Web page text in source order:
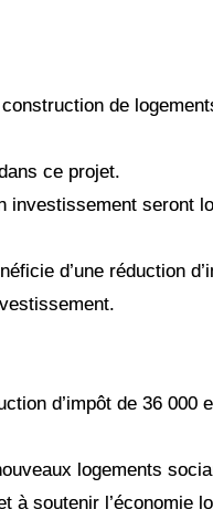
de
ce projet.
seront
d’une réduction
d’impôt de 36 000
logements
à soutenir l’économie